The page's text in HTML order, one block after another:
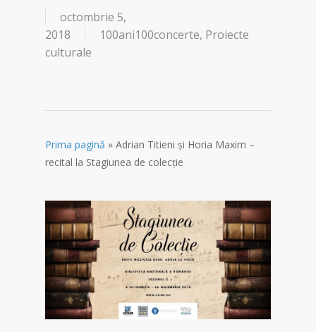
octombrie 5,
2018
100ani100concerte, Proiecte
culturale
Prima pagină » Adrian Titieni și Horia Maxim –
recital la Stagiunea de colecție